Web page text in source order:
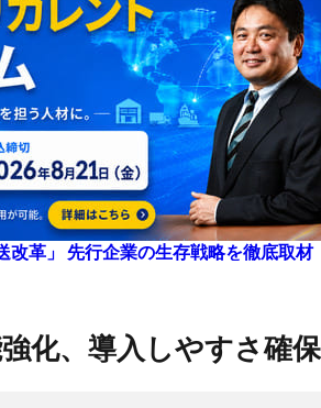
改革」 先行企業の生存戦略を徹底取材
強化、導入しやすさ確保